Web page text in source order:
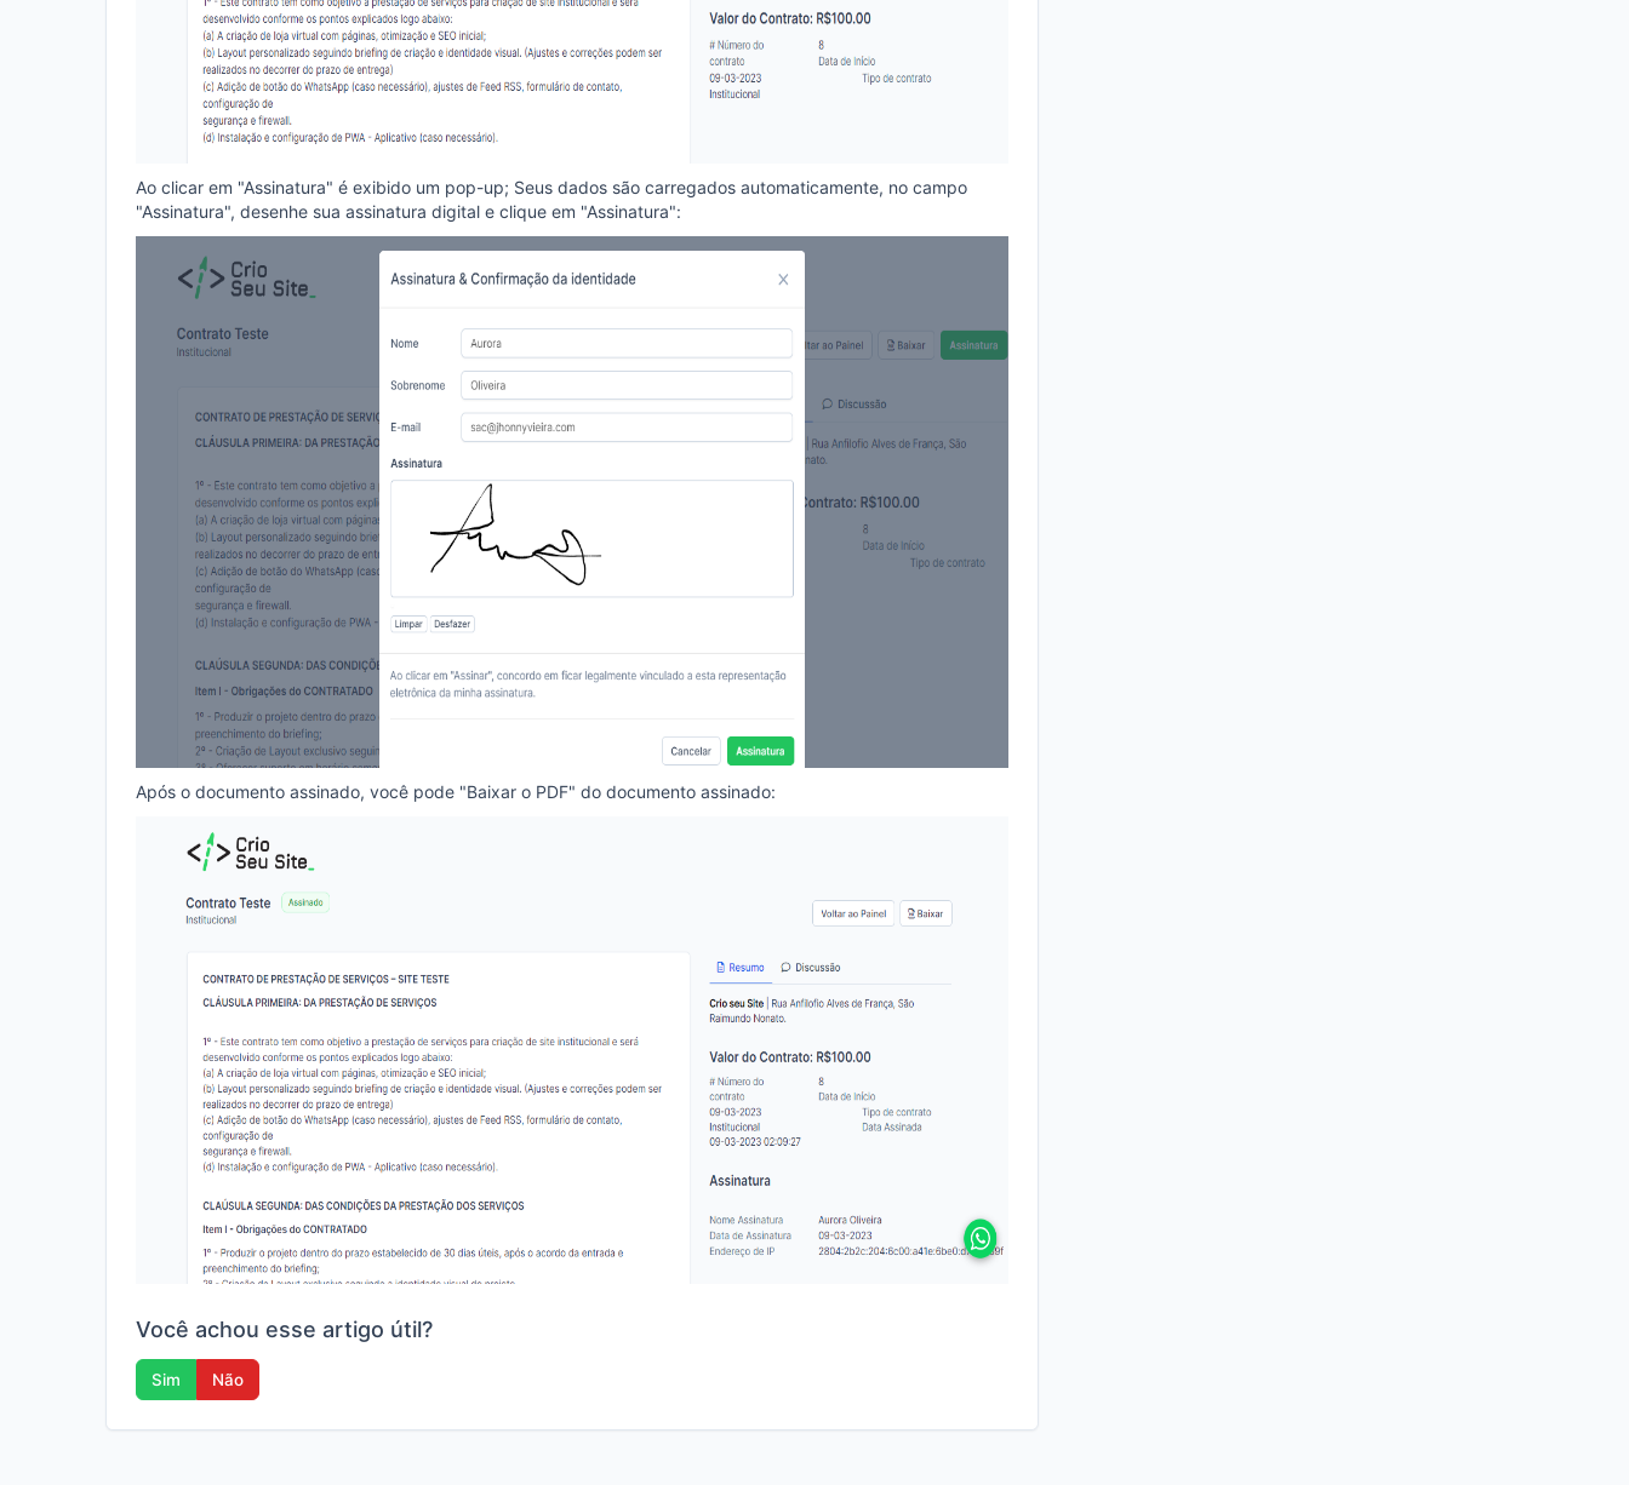
Ao clicar em "Assinatura" é exibido um pop-up; Seus dados são carregados automaticamente, no campo
"Assinatura", desenhe sua assinatura digital e clique em "Assinatura":
Após o documento assinado, você pode "Baixar o PDF" do documento assinado:
Você achou esse artigo útil?
Sim Não